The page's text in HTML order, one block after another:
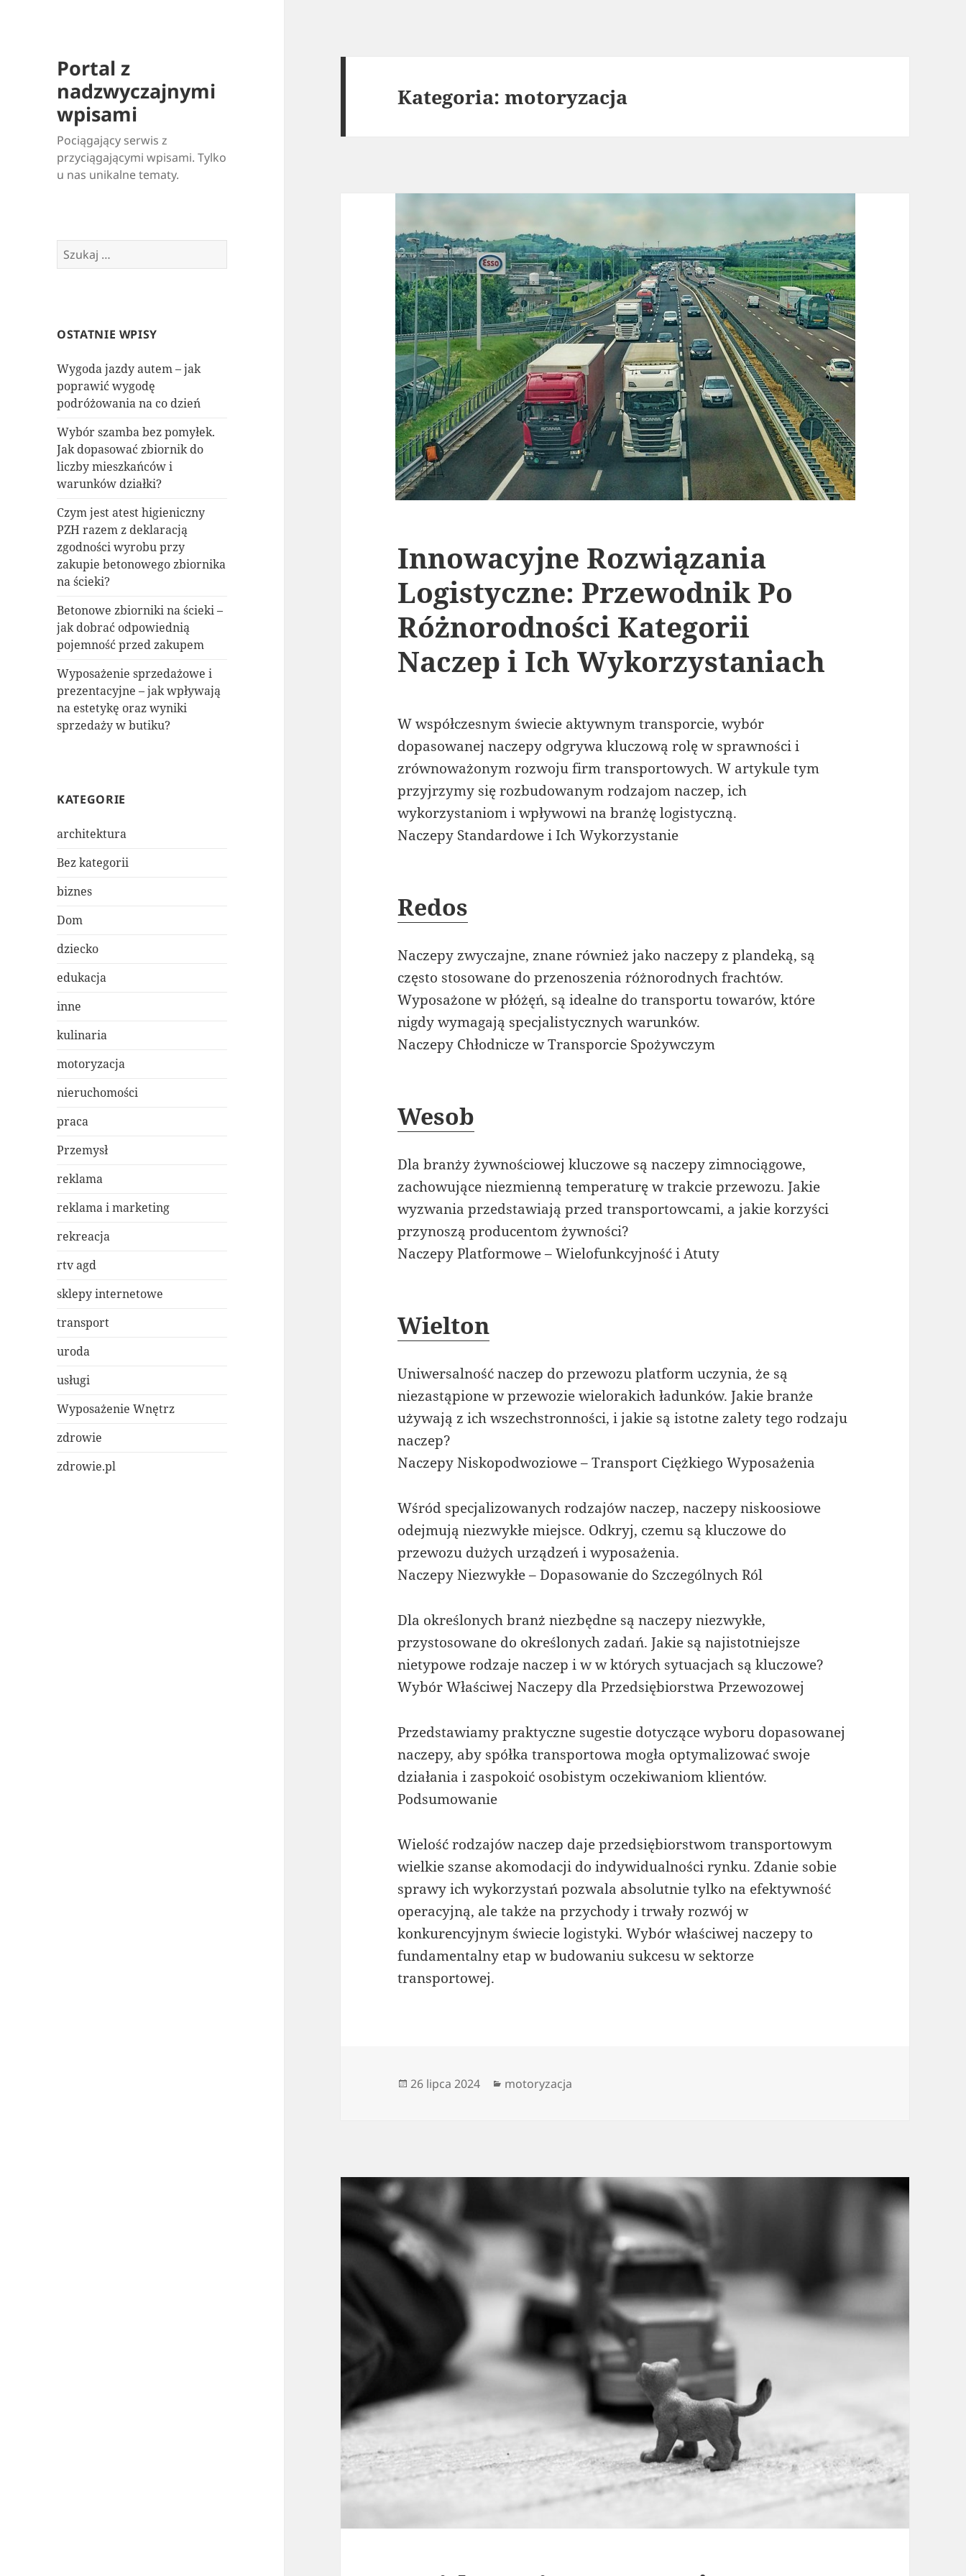
Portal z
nadzwyczajnymi
wpisami
Pociągający serwis z
przyciągającymi wpisami. Tylko
u nas unikalne tematy.
Szukaj:
OSTATNIE WPISY
Wygoda jazdy autem – jak
poprawić wygodę
podróżowania na co dzień
Wybór szamba bez pomyłek.
Jak dopasować zbiornik do
liczby mieszkańców i
warunków działki?
Czym jest atest higieniczny
PZH razem z deklaracją
zgodności wyrobu przy
zakupie betonowego zbiornika
na ścieki?
Betonowe zbiorniki na ścieki –
jak dobrać odpowiednią
pojemność przed zakupem
Wyposażenie sprzedażowe i
prezentacyjne – jak wpływają
na estetykę oraz wyniki
sprzedaży w butiku?
KATEGORIE
architektura
Bez kategorii
biznes
Dom
dziecko
edukacja
inne
kulinaria
motoryzacja
nieruchomości
praca
Przemysł
reklama
reklama i marketing
rekreacja
rtv agd
sklepy internetowe
transport
uroda
usługi
Wyposażenie Wnętrz
zdrowie
zdrowie.pl
Kategoria:motoryzacja
Innowacyjne Rozwiązania
Logistyczne: Przewodnik Po
Różnorodności Kategorii
Naczep i Ich Wykorzystaniach
W współczesnym świecie aktywnym transporcie, wybór
dopasowanej naczepy odgrywa kluczową rolę w sprawności i
zrównoważonym rozwoju firm transportowych. W artykule tym
przyjrzymy się rozbudowanym rodzajom naczep, ich
wykorzystaniom i wpływowi na branżę logistyczną.
Naczepy Standardowe i Ich Wykorzystanie
Redos
Naczepy zwyczajne, znane również jako naczepy z plandeką, są
często stosowane do przenoszenia różnorodnych frachtów.
Wyposażone w płóżęń, są idealne do transportu towarów, które
nigdy wymagają specjalistycznych warunków.
Naczepy Chłodnicze w Transporcie Spożywczym
Wesob
Dla branży żywnościowej kluczowe są naczepy zimnociągowe,
zachowujące niezmienną temperaturę w trakcie przewozu. Jakie
wyzwania przedstawiają przed transportowcami, a jakie korzyści
przynoszą producentom żywności?
Naczepy Platformowe – Wielofunkcyjność i Atuty
Wielton
Uniwersalność naczep do przewozu platform uczynia, że są
niezastąpione w przewozie wielorakich ładunków. Jakie branże
używają z ich wszechstronności, i jakie są istotne zalety tego rodzaju
naczep?
Naczepy Niskopodwoziowe – Transport Ciężkiego Wyposażenia
Wśród specjalizowanych rodzajów naczep, naczepy niskoosiowe
odejmują niezwykłe miejsce. Odkryj, czemu są kluczowe do
przewozu dużych urządzeń i wyposażenia.
Naczepy Niezwykłe – Dopasowanie do Szczególnych Ról
Dla określonych branż niezbędne są naczepy niezwykłe,
przystosowane do określonych zadań. Jakie są najistotniejsze
nietypowe rodzaje naczep i w w których sytuacjach są kluczowe?
Wybór Właściwej Naczepy dla Przedsiębiorstwa Przewozowej
Przedstawiamy praktyczne sugestie dotyczące wyboru dopasowanej
naczepy, aby spółka transportowa mogła optymalizować swoje
działania i zaspokoić osobistym oczekiwaniom klientów.
Podsumowanie
Wielość rodzajów naczep daje przedsiębiorstwom transportowym
wielkie szanse akomodacji do indywidualności rynku. Zdanie sobie
sprawy ich wykorzystań pozwala absolutnie tylko na efektywność
operacyjną, ale także na przychody i trwały rozwój w
konkurencyjnym świecie logistyki. Wybór właściwej naczepy to
fundamentalny etap w budowaniu sukcesu w sektorze
transportowej.
Data
26 lipca 2024 Kategorie
motoryzacja